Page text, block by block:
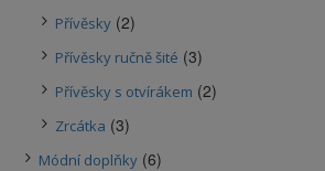
Přívěsky (2)
Přívěsky ručně šité (3)
Přívěsky s otvírákem (2)
Zrcátka (3)
Módní doplňky (6)